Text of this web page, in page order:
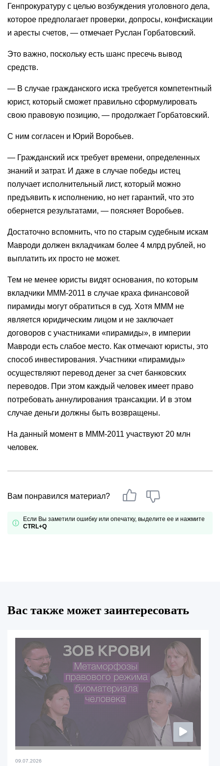
Генпрокуратуру с целью возбуждения уголовного дела,
которое предполагает проверки, допросы, конфискации
и аресты счетов, — отмечает Руслан Горбатовский.
Это важно, поскольку есть шанс пресечь вывод
средств.
— В случае гражданского иска требуется компетентный
юрист, который сможет правильно сформулировать
свою правовую позицию, — продолжает Горбатовский.
С ним согласен и Юрий Воробьев.
— Гражданский иск требует времени, определенных
знаний и затрат. И даже в случае победы истец
получает исполнительный лист, который можно
предъявить к исполнению, но нет гарантий, что это
обернется результатами, — поясняет Воробьев.
Достаточно вспомнить, что по старым судебным искам
Мавроди должен вкладчикам более 4 млрд рублей, но
выплатить их просто не может.
Тем не менее юристы видят основания, по которым
вкладчики МММ-2011 в случае краха финансовой
пирамиды могут обратиться в суд. Хотя МММ не
является юридическим лицом и не заключает
договоров с участниками «пирамиды», в империи
Мавроди есть слабое место. Как отмечают юристы, это
способ инвестирования. Участники «пирамиды»
осуществляют перевод денег за счет банковских
переводов. При этом каждый человек имеет право
потребовать аннулирования трансакции. И в этом
случае деньги должны быть возвращены.
На данный момент в МММ-2011 участвуют 20 млн
человек.
Вам понравился материал?
Если Вы заметили ошибку или опечатку, выделите ее и нажмите
CTRL+Q
Вас также может заинтересовать
09.07.2026